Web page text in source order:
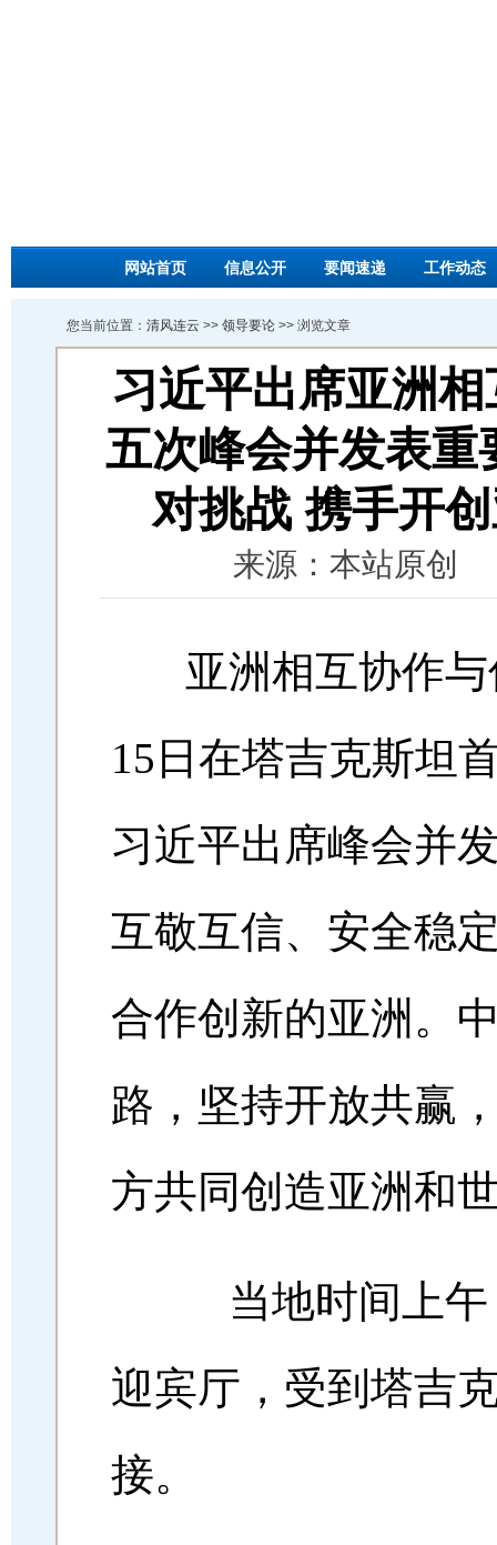
网站首页 信息公开 要闻速递 工作动态
您当前位置： 清风连云 >> 领导要论 >> 浏览文章
习近平出席亚洲
五次峰会并发表重
对挑战 携手开
来源：本站原创
亚洲相互协作与
15日在塔吉克斯坦
习近平出席峰会并
互敬互信、安全稳
合作创新的亚洲。
路，坚持开放共赢
方共同创造亚洲和
当地时间上午
迎宾厅，受到塔吉
接。